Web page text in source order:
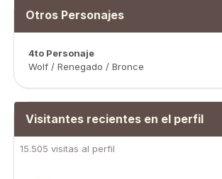
Otros Personajes
4to Personaje
Wolf / Renegado / Bronce
Visitantes recientes en el perfil
15.505 visitas al perfil